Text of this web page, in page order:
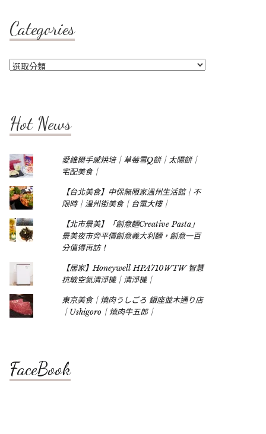
Categories
Categories
Hot News
愛維爾手感烘培｜草莓雪Q餅｜太陽餅｜
宅配美食｜
【台北美食】中保無限家溫州生活館｜不
限時｜溫州街美食｜台電大樓｜
【北市景美】「創意麵Creative Pasta」
景美夜市旁平價創意義大利麵，創意一百
分值得再訪！
【居家】Honeywell HPA710WTW 智慧
抗敏空氣清淨機｜清淨機｜
東京美食｜燒肉うしごろ 銀座並木通り店
｜Ushigoro｜燒肉牛五郎｜
FaceBook